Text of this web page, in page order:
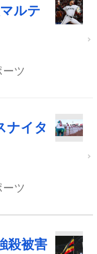
ルテ
ーツ
ナイタ
ーツ
殺被害